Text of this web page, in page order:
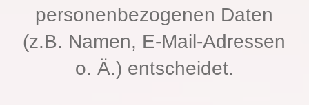
personenbezogenen Daten
(z.B. Namen, E-Mail-Adressen
o. Ä.) entscheidet.